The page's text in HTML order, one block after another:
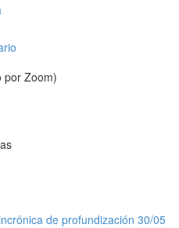
por Zoom)
de profundización 30/05